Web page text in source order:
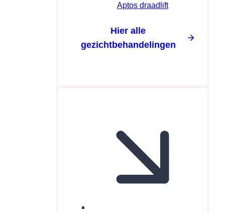
Aptos draadlift
Hier alle
gezichtbehandelingen